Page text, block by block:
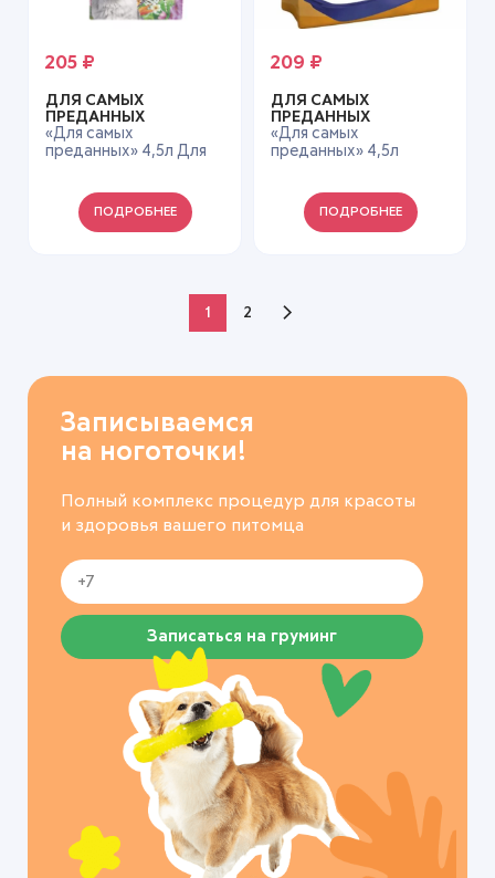
205 ₽
ДЛЯ САМЫХ
ПРЕДАННЫХ
«Для самых
преданных» 4,5л Для
ПОДРОБНЕЕ
209 ₽
ДЛЯ САМЫХ
ПРЕДАННЫХ
«Для самых
преданных» 4,5л
ПОДРОБНЕЕ
1 2
Записываемся
на ноготочки!
Полный комплекс процедур для красоты
и здоровья вашего питомца
Записаться на груминг